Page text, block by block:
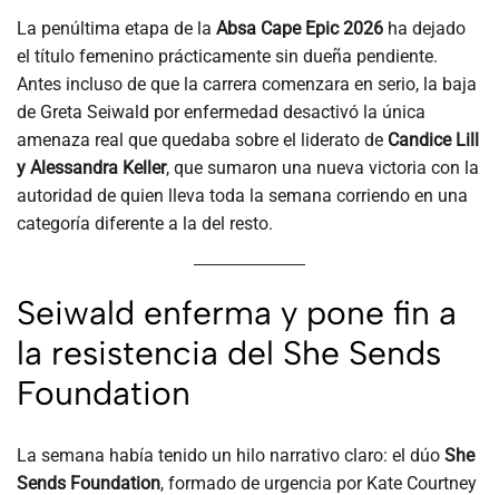
La penúltima etapa de la Absa Cape Epic 2026 ha dejado
el título femenino prácticamente sin dueña pendiente.
Antes incluso de que la carrera comenzara en serio, la baja
de Greta Seiwald por enfermedad desactivó la única
amenaza real que quedaba sobre el liderato de Candice Lill
y Alessandra Keller, que sumaron una nueva victoria con la
autoridad de quien lleva toda la semana corriendo en una
categoría diferente a la del resto.
Seiwald enferma y pone fin a
la resistencia del She Sends
Foundation
La semana había tenido un hilo narrativo claro: el dúo She
Sends Foundation, formado de urgencia por Kate Courtney